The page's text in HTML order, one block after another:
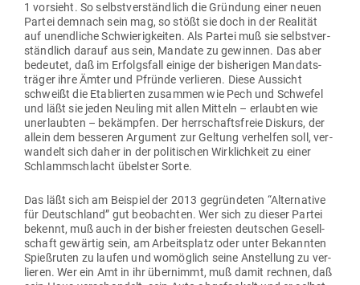
1 vor­sieht. So selbst­ver­ständlich die Gründung einer neuen
Partei demnach sein mag, so stößt sie doch in der Rea­lität
auf unend­liche Schwie­rig­keiten. Als Partei muß sie selbst­ver­
ständlich darauf aus sein, Mandate zu gewinnen. Das aber
bedeutet, daß im Erfolgsfall einige der bis­he­rigen Man­dats­
träger ihre Ämter und Pfründe ver­lieren. Diese Aus­sicht
schweißt die Eta­blierten zusammen wie Pech und Schwefel
und läßt sie jeden Neuling mit allen Mitteln – erlaubten wie
uner­laubten – bekämpfen. Der herr­schafts­freie Diskurs, der
allein dem bes­seren Argument zur Geltung ver­helfen soll, ver­
wandelt sich daher in der poli­ti­schen Wirk­lichkeit zu einer
Schlamm­schlacht übelster Sorte.
Das läßt sich am Bei­spiel der 2013 gegrün­deten “Alter­native
für Deutschland” gut beob­achten. Wer sich zu dieser Partei
bekennt, muß auch in der bisher frei­esten deut­schen Gesell­
schaft gewärtig sein, am Arbeits­platz oder unter Bekannten
Spieß­ruten zu laufen und womöglich seine Anstellung zu ver­
lieren. Wer ein Amt in ihr über­nimmt, muß damit rechnen, daß